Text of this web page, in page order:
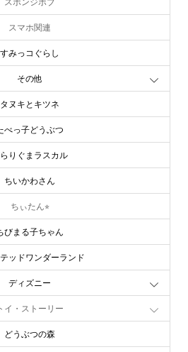
スマホ関連
すみっコぐらし
その他
タヌキとキツネ
べっ子どうぶつ
りぐまラスカル
ちいかわさん
ちぃたん⭐︎
びまる子ちゃん
ッドワンダーランド
ディズニー
イ・ストーリー
どうぶつの森